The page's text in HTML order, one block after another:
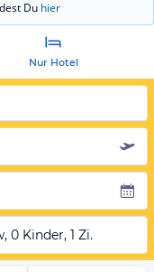
Du hier
Nur Hotel
0 Kinder, 1 Zi.